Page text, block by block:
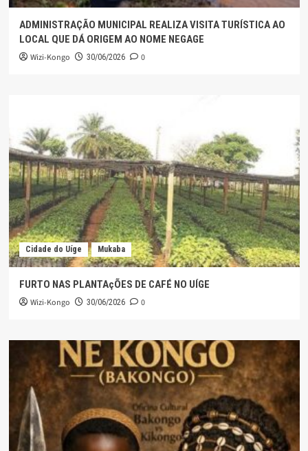
ADMINISTRAÇÃO MUNICIPAL REALIZA VISITA TURÍSTICA AO
LOCAL QUE DÁ ORIGEM AO NOME NEGAGE
Wizi-Kongo 30/06/2026 0
Cidade do Uíge Mukaba
FURTO NAS PLANTAçÕES DE CAFÉ NO UÍGE
Wizi-Kongo 30/06/2026 0